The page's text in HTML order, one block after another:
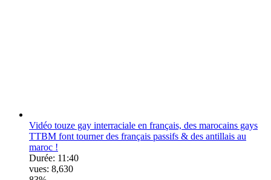
Vidéo touze gay interraciale en français, des marocains gays
TTBM font tourner des français passifs & des antillais au
maroc !
Durée: 11:40
vues: 8,630